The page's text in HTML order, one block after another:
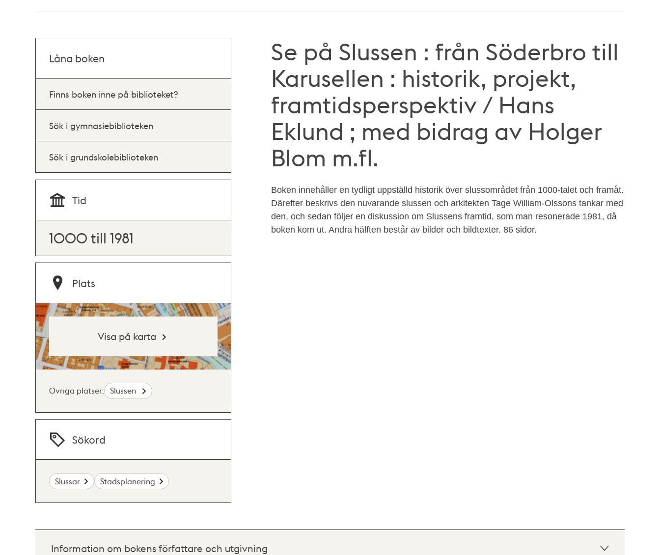
Se på Slussen : från Söderbro till
Karusellen : historik, projekt,
framtidsperspektiv / Hans
Eklund ; med bidrag av Holger
Blom m.fl.
Boken innehåller en tydligt uppställd historik över slussområdet från 1000-talet och framåt.
Därefter beskrivs den nuvarande slussen och arkitekten Tage William-Olssons tankar med
den, och sedan följer en diskussion om Slussens framtid, som man resonerade 1981, då
boken kom ut. Andra hälften består av bilder och bildtexter. 86 sidor.
Låna boken
Finns boken inne på biblioteket?
Sök i gymnasiebiblioteken
Sök i grundskolebiblioteken
Tid
1000 till 1981
Plats
Visa på karta
Övriga platser: Slussen
Sökord
Slussar Stadsplanering
Information om bokens författare och utgivning